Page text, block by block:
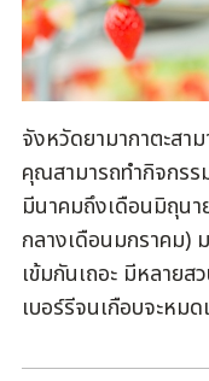
จังหวัดยามากาตะสา
คุณสามารถทำกิจกรร
มีนาคมถึงเดือนมิถุนา
กลางเดือนมกราคม)
เข้มกันเถอะ มีหลายส
เบอร์รีจนเกือบจะหมด